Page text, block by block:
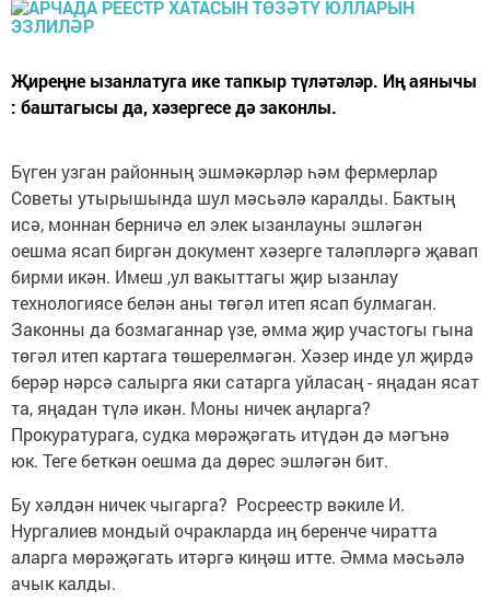
Җиреңне ызанлатуга ике тапкыр түләтәләр. Иң аянычы
: баштагысы да, хәзергесе дә законлы.
Бүген узган районның эшмәкәрләр һәм фермерлар
Советы утырышында шул мәсьәлә каралды. Бактың
исә, моннан берничә ел элек ызанлауны эшләгән
оешма ясап биргән документ хәзерге таләпләргә җавап
бирми икән. Имеш ,ул вакыттагы җир ызанлау
технологиясе белән аны төгәл итеп ясап булмаган.
Законны да бозмаганнар үзе, әмма җир участогы гына
төгәл итеп картага төшерелмәгән. Хәзер инде ул җирдә
берәр нәрсә салырга яки сатарга уйласаң - яңадан ясат
та, яңадан түлә икән. Моны ничек аңларга?
Прокуратурага, судка мөрәҗәгать итүдән дә мәгънә
юк. Теге беткән оешма да дөрес эшләгән бит.
Бу хәлдән ничек чыгарга? Росреестр вәкиле И.
Нургалиев мондый очракларда иң беренче чиратта
аларга мөрәҗәгать итәргә киңәш итте. Әмма мәсьәлә
ачык калды.